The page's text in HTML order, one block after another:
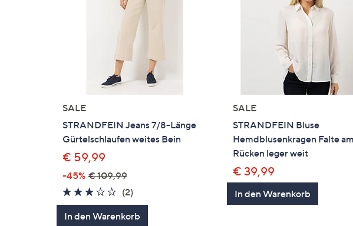
SALE
STRANDFEIN Jeans 7/8-Länge
Gürtelschlaufen weites Bein
€ 59,99
-45% € 109,99
3.0
von
5
(2)2
Bewertungen
In den Warenkorb
SALE
STRANDFEIN Bluse
Hemdblusenkragen Falte
Rücken leger weit
€ 39,99
In den Warenkorb